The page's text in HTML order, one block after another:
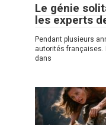
Le génie
les experts
Pendant plusieurs
autorités
dans